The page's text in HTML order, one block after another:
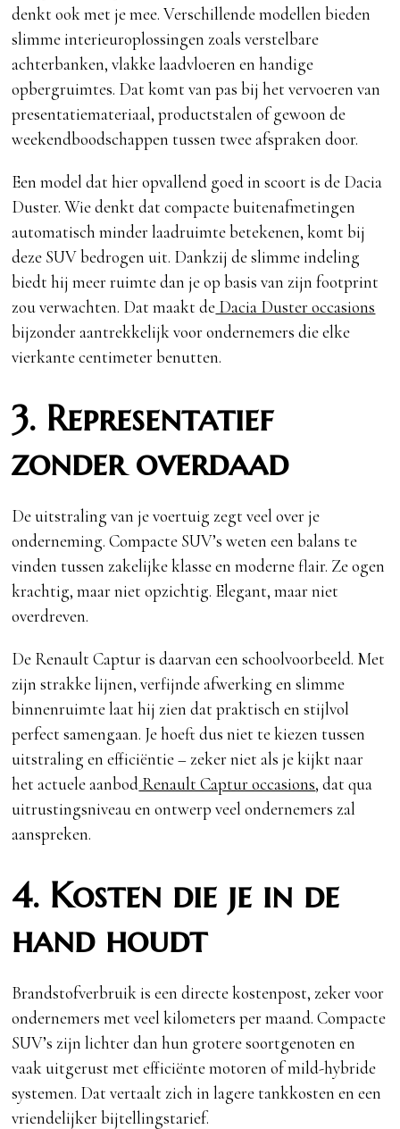
denkt ook met je mee. Verschillende modellen bieden
slimme interieuroplossingen zoals verstelbare
achterbanken, vlakke laadvloeren en handige
opbergruimtes. Dat komt van pas bij het vervoeren van
presentatiemateriaal, productstalen of gewoon de
weekendboodschappen tussen twee afspraken door.
Een model dat hier opvallend goed in scoort is de Dacia
Duster. Wie denkt dat compacte buitenafmetingen
automatisch minder laadruimte betekenen, komt bij
deze SUV bedrogen uit. Dankzij de slimme indeling
biedt hij meer ruimte dan je op basis van zijn footprint
zou verwachten. Dat maakt de Dacia Duster occasions
bijzonder aantrekkelijk voor ondernemers die elke
vierkante centimeter benutten.
3. Representatief
zonder overdaad
De uitstraling van je voertuig zegt veel over je
onderneming. Compacte SUV’s weten een balans te
vinden tussen zakelijke klasse en moderne flair. Ze ogen
krachtig, maar niet opzichtig. Elegant, maar niet
overdreven.
De Renault Captur is daarvan een schoolvoorbeeld. Met
zijn strakke lijnen, verfijnde afwerking en slimme
binnenruimte laat hij zien dat praktisch en stijlvol
perfect samengaan. Je hoeft dus niet te kiezen tussen
uitstraling en efficiëntie – zeker niet als je kijkt naar
het actuele aanbod Renault Captur occasions, dat qua
uitrustingsniveau en ontwerp veel ondernemers zal
aanspreken.
4. Kosten die je in de
hand houdt
Brandstofverbruik is een directe kostenpost, zeker voor
ondernemers met veel kilometers per maand. Compacte
SUV’s zijn lichter dan hun grotere soortgenoten en
vaak uitgerust met efficiënte motoren of mild-hybride
systemen. Dat vertaalt zich in lagere tankkosten en een
vriendelijker bijtellingstarief.